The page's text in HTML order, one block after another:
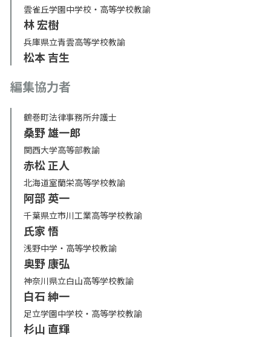
雲雀丘学園中学校・高等学校教諭
林 宏樹
兵庫県立青雲高等学校教諭
松本 吉生
編集協力者
鶴巻町法律事務所弁護士
桑野 雄一郎
関西大学高等部教諭
赤松 正人
北海道室蘭栄高等学校教諭
阿部 英一
千葉県立市川工業高等学校教諭
氏家 悟
浅野中学・高等学校教諭
奥野 康弘
神奈川県立白山高等学校教諭
白石 紳一
足立学園中学校・高等学校教諭
杉山 直輝